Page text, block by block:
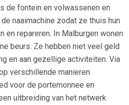
de fontein en volwassenen en
naaimachine zodat ze thuis hun
en repareren. In Malburgen wonen
beurs. Ze hebben niet veel geld
en aan gezellige activiteiten. Via
verschillende manieren
voor de portemonnee en
uitbreiding van het netwerk